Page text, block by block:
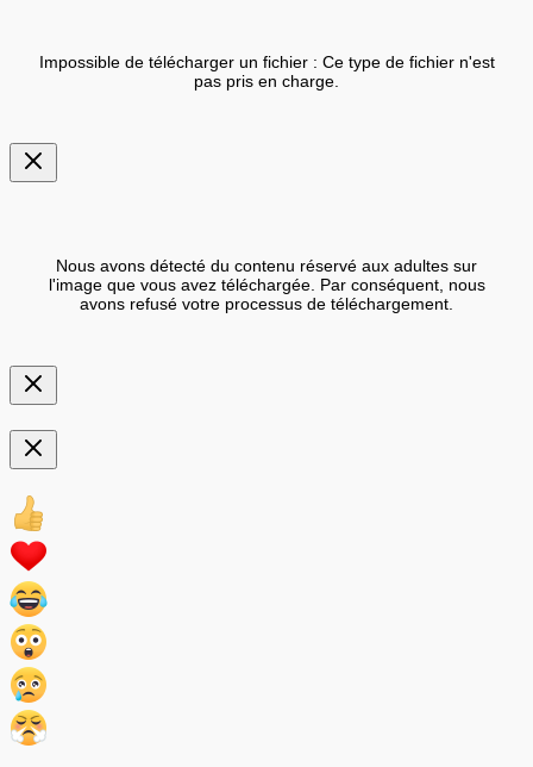
Impossible de télécharger un fichier : Ce type de fichier n'est
pas pris en charge.
Nous avons détecté du contenu réservé aux adultes sur
l'image que vous avez téléchargée. Par conséquent, nous
avons refusé votre processus de téléchargement.